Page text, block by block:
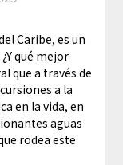
Caribe, es un
qué mejor
que a través de
a la
en la vida, en
aguas
rodea este